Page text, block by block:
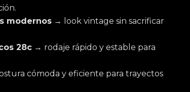
modernos → look vintage sin sacrificar
28c → rodaje rápido y estable para
cómoda y eficiente para trayectos